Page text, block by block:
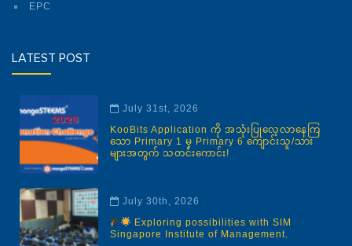
EPC
LATEST POST
July 31st, 2026
KooBits Application ကို အသုံးပြုလေ့လာနေကြ
သော Primary 1 မှ Primary 6 ကျောင်းသူ/သား
များအတွက် သတင်းကောင်း!
July 30th, 2026
Exploring possibilities with SIM
Singapore Institute of Management.